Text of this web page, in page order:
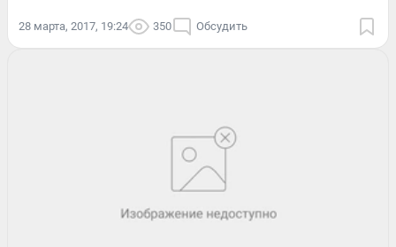
28 марта, 2017, 19:24 350 Обсудить